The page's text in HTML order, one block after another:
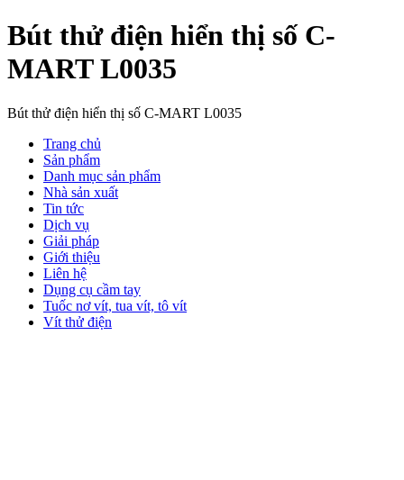
Bút thử điện hiển thị số C-
MART L0035
Bút thử điện hiển thị số C-MART L0035
Trang chủ
Sản phẩm
Danh mục sản phẩm
Nhà sản xuất
Tin tức
Dịch vụ
Giải pháp
Giới thiệu
Liên hệ
Dụng cụ cầm tay
Tuốc nơ vít, tua vít, tô vít
Vít thử điện